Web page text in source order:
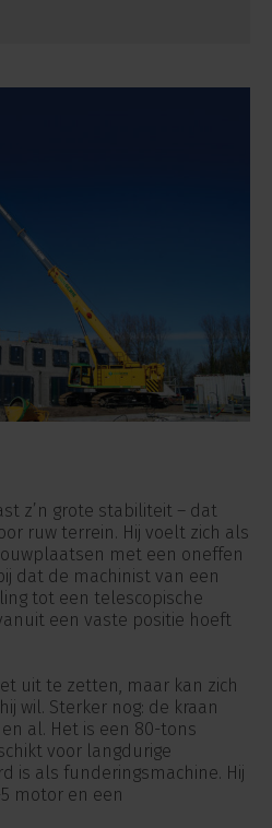
z’n grote stabiliteit – dat
ruw terrein. Hij voelt zich als
met een oneffen
dat de machinist van een
tot een telescopische
een vaste positie hoeft
uit te zetten, maar kan zich
wil. Sterker nog: de kraan
al. Het is een 80-tons
voor langdurige
is als funderingsmachine. Hij
motor en een